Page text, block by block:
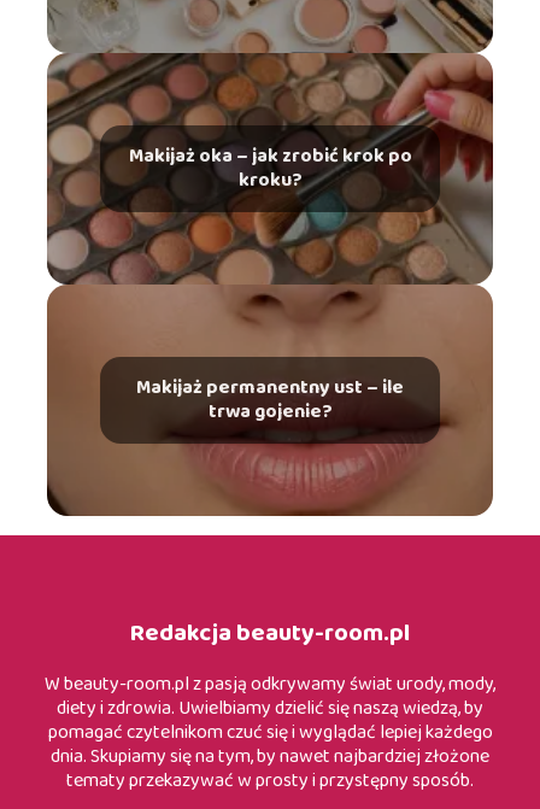
Makijaż oka – jak zrobić krok po
kroku?
Makijaż permanentny ust – ile
trwa gojenie?
Redakcja beauty-room.pl
W beauty-room.pl z pasją odkrywamy świat urody, mody,
diety i zdrowia. Uwielbiamy dzielić się naszą wiedzą, by
pomagać czytelnikom czuć się i wyglądać lepiej każdego
dnia. Skupiamy się na tym, by nawet najbardziej złożone
tematy przekazywać w prosty i przystępny sposób.